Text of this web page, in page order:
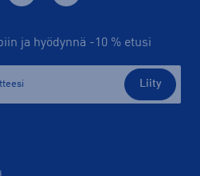
ja hyödynnä -10 % etusi
Liity